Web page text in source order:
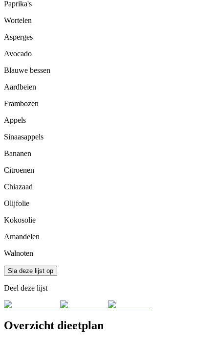
Paprika's
Wortelen
Asperges
Avocado
Blauwe bessen
Aardbeien
Frambozen
Appels
Sinaasappels
Bananen
Citroenen
Chiazaad
Olijfolie
Kokosolie
Amandelen
Walnoten
Sla deze lijst op
Deel deze lijst
Overzicht dieetplan